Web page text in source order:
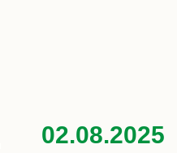
02.08.2025